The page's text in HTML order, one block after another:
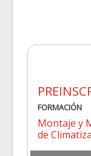
FORMACIÓN
Montaje y
de